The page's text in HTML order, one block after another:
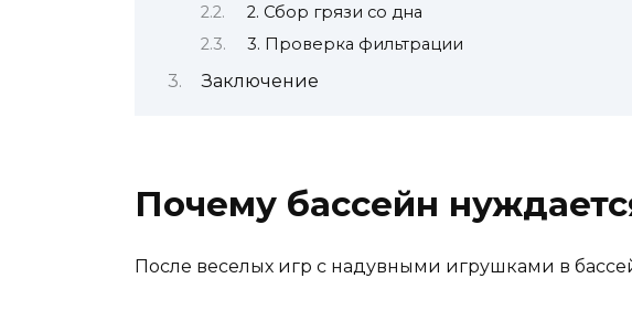
2. Сбор грязи со дна
3. Проверка фильтрации
Заключение
Почему бассейн
После веселых игр с надувными игрушками в